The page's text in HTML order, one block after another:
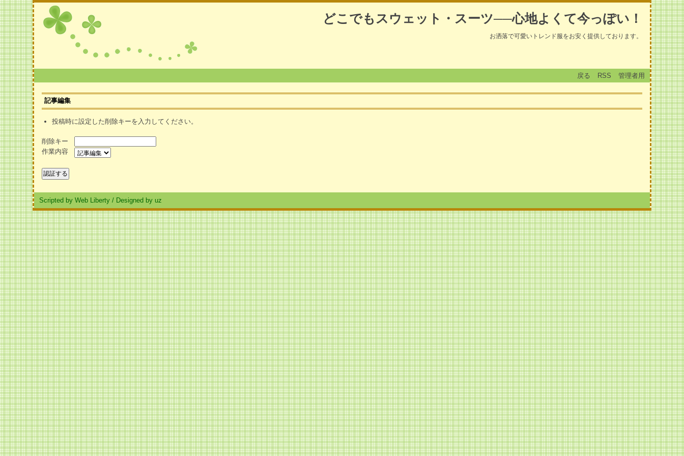
どこでもスウェット・スーツ──心地よくて今っぽい！
お洒落で可愛いトレンド服をお安く提供しております。
戻る RSS 管理者用
記事編集
投稿時に設定した削除キーを入力してください。
削除キー
作業内容
Scripted by Web Liberty / Designed by uz